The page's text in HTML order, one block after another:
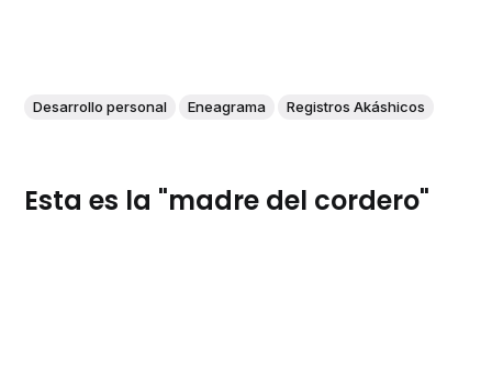
Desarrollo personal Eneagrama Registros Akáshicos
Esta es la "madre del cordero"